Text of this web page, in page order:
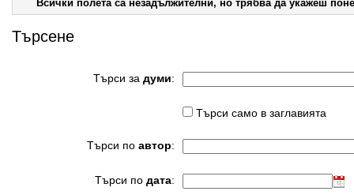
Всички полета са незадължителни, но трябва да укажеш
Търсене
Търси за думи:
Търси само в заглавията
Търси по автор:
Търси по дата: